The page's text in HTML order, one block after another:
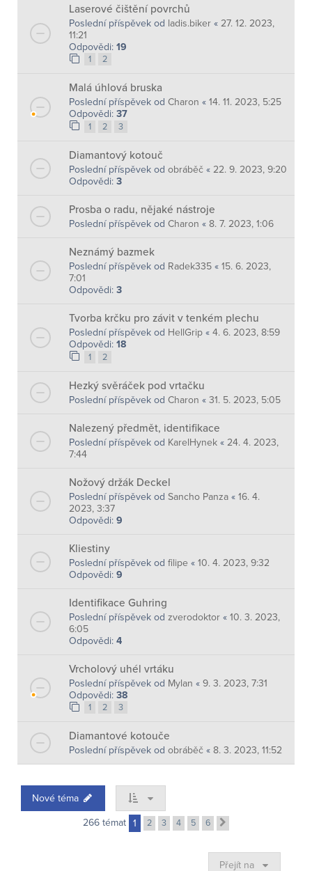
Laserové čištění povrchů
Poslední příspěvek od ladis.biker « 27. 12. 2023,
11:21
Odpovědi: 19
1 2
Malá úhlová bruska
Poslední příspěvek od Charon « 14. 11. 2023, 5:25
Odpovědi: 37
1 2 3
Diamantový kotouč
Poslední příspěvek od obráběč « 22. 9. 2023, 9:20
Odpovědi: 3
Prosba o radu, nějaké nástroje
Poslední příspěvek od Charon « 8. 7. 2023, 1:06
Neznámý bazmek
Poslední příspěvek od Radek335 « 15. 6. 2023,
7:01
Odpovědi: 3
Tvorba krčku pro závit v tenkém plechu
Poslední příspěvek od HellGrip « 4. 6. 2023, 8:59
Odpovědi: 18
1 2
Hezký svěráček pod vrtačku
Poslední příspěvek od Charon « 31. 5. 2023, 5:05
Nalezený předmět, identifikace
Poslední příspěvek od KarelHynek « 24. 4. 2023,
7:44
Nožový držák Deckel
Poslední příspěvek od Sancho Panza « 16. 4.
2023, 3:37
Odpovědi: 9
Kliestiny
Poslední příspěvek od filipe « 10. 4. 2023, 9:32
Odpovědi: 9
Identifikace Guhring
Poslední příspěvek od zverodoktor « 10. 3. 2023,
6:05
Odpovědi: 4
Vrcholový uhél vrtáku
Poslední příspěvek od Mylan « 9. 3. 2023, 7:31
Odpovědi: 38
1 2 3
Diamantové kotouče
Poslední příspěvek od obráběč « 8. 3. 2023, 11:52
Nové téma
266 témat 1 2 3 4 5 6
Přejít na